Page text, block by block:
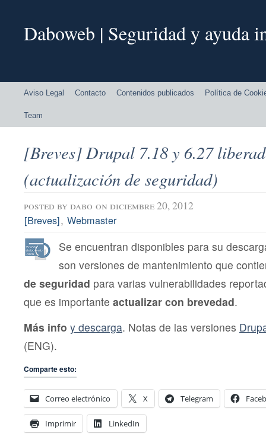
Daboweb | Seguridad y ayuda
Aviso Legal Contacto Contenidos publicados Política de
Team
[Breves] Drupal 7.18 y 6.27
(actualización de seguridad)
posted by dabo on diciembre 20, 2012
[Breves], Webmaster
Se encuentran disponibles para su
son versiones de mantenimiento que
de seguridad para varias vulnerabilidades
que es importante actualizar con brevedad.
Más info y descarga. Notas de las versiones
(ENG).
Comparte esto:
Correo electrónico X Telegram
Imprimir LinkedIn